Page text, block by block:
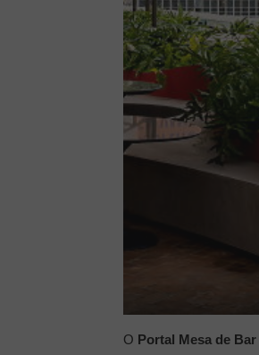
O Portal Mesa de Bar